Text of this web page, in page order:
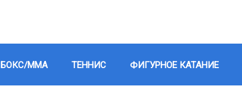
БОКС/ММА ТЕННИС ФИГУРНОЕ КАТАНИЕ